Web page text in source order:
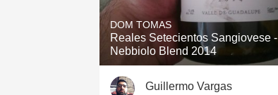
DOM TOMAS
Reales Setecientos Sangiovese -
Nebbiolo Blend 2014
Guillermo Vargas